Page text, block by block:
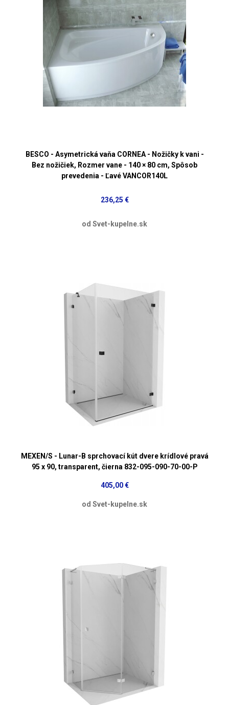
BESCO - Asymetrická vaňa CORNEA - Nožičky k vani -
Bez nožičiek, Rozmer vane - 140 × 80 cm, Spôsob
prevedenia - Ľavé VANCOR140L
236,25 €
od Svet-kupelne.sk
MEXEN/S - Lunar-B sprchovací kút dvere krídlové pravá
95 x 90, transparent, čierna 832-095-090-70-00-P
405,00 €
od Svet-kupelne.sk